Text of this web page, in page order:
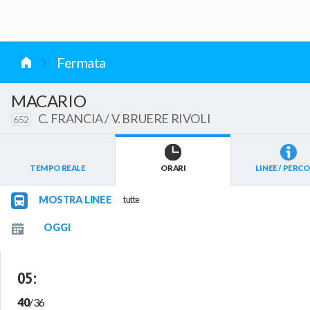
Fermata
MACARIO
652 C. FRANCIA / V. BRUERE RIVOLI
TEMPO REALE ORARI LINEE /
MOSTRA LINEE tutte
05:
40/36